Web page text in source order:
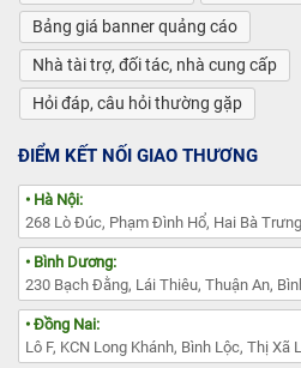
Bảng giá banner quảng cáo
Nhà tài trợ, đối tác, nhà cung cấp
Hỏi đáp, câu hỏi thường gặp
ĐIỂM KẾT NỐI GIAO THƯƠNG
• Hà Nội:
268 Lò Đúc, Phạm Đình Hổ, Hai Bà
• Bình Dương:
230 Bạch Đằng, Lái Thiêu, Thuận An,
• Đồng Nai:
Lô F, KCN Long Khánh, Bình Lộc, Thị Xã